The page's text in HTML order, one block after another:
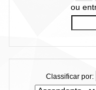
ou
Classificar por: